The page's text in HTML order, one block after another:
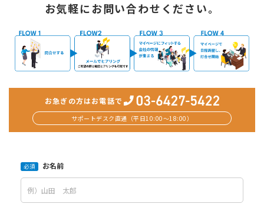
お気軽にお問い合わせください。
お急ぎの方はお電話で
サポートデスク直通（平日10:00〜18:00）
必須 お名前